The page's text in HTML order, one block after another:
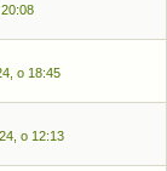
o 18:45
o 12:13